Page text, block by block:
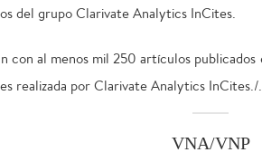
del grupo Clarivate Analytics InCites.
con al menos mil 250 artículos
realizada por Clarivate Analytics InCites./.
VNA/VNP